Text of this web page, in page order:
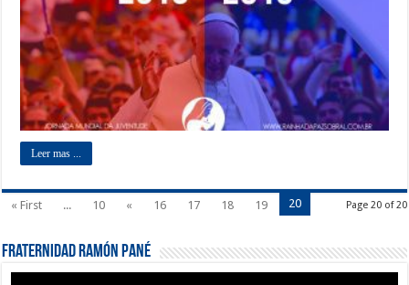
Leer mas ...
Page 20 of 20
« First ... 10 « 16 17 18 19 20
Fraternidad Ramón Pané